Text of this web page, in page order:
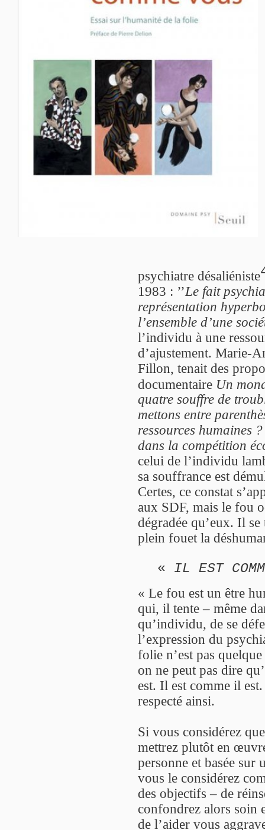
psychiatre désaliéniste
1983 : ’’Le fait
représentation
l’ensemble d’une
l’individu à une
d’ajustement. Marie-
Fillon, tenait des
documentaire Un
quatre souffre de
mettons entre
ressources humaines
dans la compétition
celui de l’individu
sa souffrance est
Certes, ce constat
aux SDF, mais le fou
dégradée qu’eux. Il
plein fouet la
« IL EST
« Le fou est un être
qui, il tente – même
qu’individu, de se
l’expression du
folie n’est pas
on ne peut pas dire
est. Il est comme il
respecté ainsi.
Si vous considérez
mettrez plutôt en
personne et basée sur
vous le considérez
des objectifs – de
confondrez alors soin
de l’aider vous